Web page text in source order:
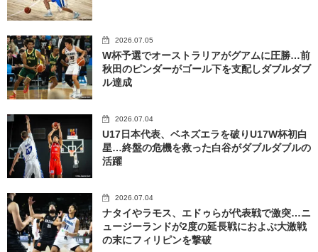
2026.07.05
W杯予選でオーストラリアがグアムに圧勝…前
秋田のピンダーがゴール下を支配しダブルダブ
ル達成
2026.07.04
U17日本代表、ベネズエラを破りU17W杯初白
星…終盤の危機を救った白谷がダブルダブルの
活躍
2026.07.04
ナタイやラモス、エドゥらが代表戦で激突…ニ
ュージーランドが2度の延長戦におよぶ大激戦
の末にフィリピンを撃破